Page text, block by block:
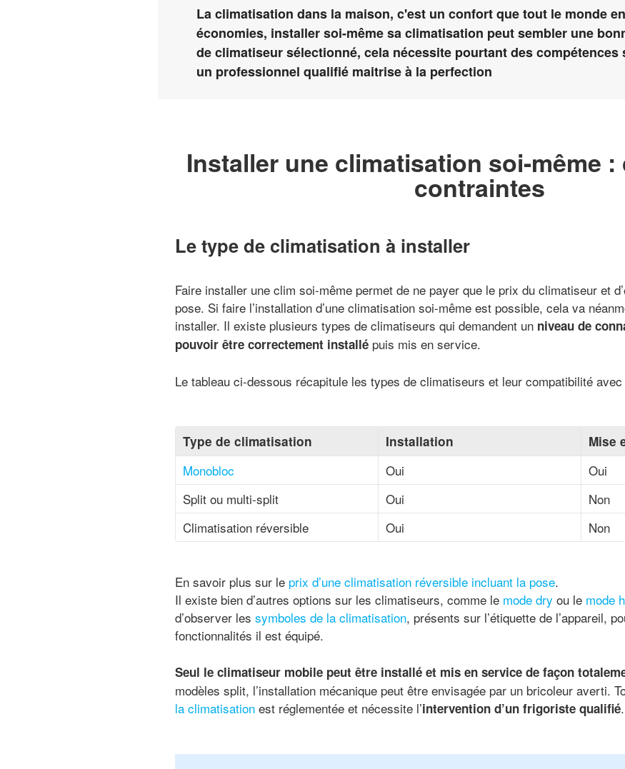
La climatisation dans la maison, c'est un confort que tout le monde
économies, installer soi-même sa climatisation peut sembler une
de climatiseur sélectionné, cela nécessite pourtant des compétences
un professionnel qualifié maitrise à la perfection
Installer une climatisation soi-même
contraintes
Le type de climatisation à installer
Faire installer une clim soi-même permet de ne payer que le prix du climatiseur et
pose. Si faire l’installation d’une climatisation soi-même est possible, cela va
installer. Il existe plusieurs types de climatiseurs qui demandent un niveau de
pouvoir être correctement installépuis mis en service.
Le tableau ci-dessous récapitule les types de climatiseurs et leur compatibilité
Type de climatisation Installation
Mise
Monobloc
Oui
Oui
Split ou multi-split
Oui
Non
Climatisation réversible
Oui Non
En savoir plus sur le prix d’une climatisation réversible incluant la pose.
Il existe bien d’autres options sur les climatiseurs, comme le mode dry ou le mode
d’observer les symboles de la climatisation, présents sur l’étiquette de l’appareil,
fonctionnalités il est équipé.
Seul le climatiseur mobile peut être installé et mis en service de façon
modèles split, l’installation mécanique peut être envisagée par un bricoleur averti.
la climatisationest réglementée et nécessite l’intervention d’un frigoriste qualifié.